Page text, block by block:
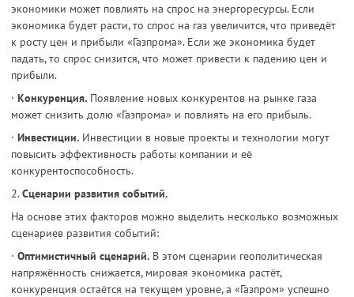
экономики может повлиять на спрос на энергоресурсы. Если
экономика будет расти, то спрос на газ увеличится, что приведёт
к росту цен и прибыли «Газпрома». Если же экономика будет
падать, то спрос снизится, что может привести к падению цен и
прибыли.
· Конкуренция. Появление новых конкурентов на рынке газа
может снизить долю «Газпрома» и повлиять на его прибыль.
· Инвестиции. Инвестиции в новые проекты и технологии могут
повысить эффективность работы компании и её
конкурентоспособность.
2.Сценарии развития событий.
На основе этих факторов можно выделить несколько возможных
сценариев развития событий:
· Оптимистичный сценарий. В этом сценарии геополитическая
напряжённость снижается, мировая экономика растёт,
конкуренция остаётся на текущем уровне, а «Газпром» успешно